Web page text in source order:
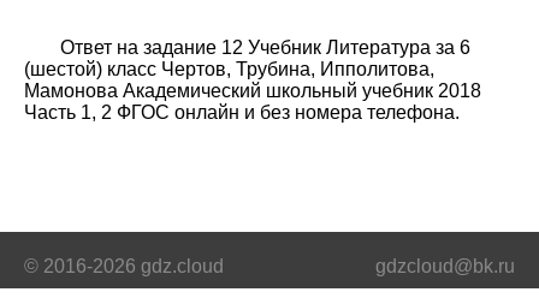
Ответ на задание 12 Учебник Литература за 6
(шестой) класс Чертов, Трубина, Ипполитова,
Мамонова Академический школьный учебник 2018
Часть 1, 2 ФГОС онлайн и без номера телефона.
© 2016-2026 gdz.cloud gdzcloud@bk.ru